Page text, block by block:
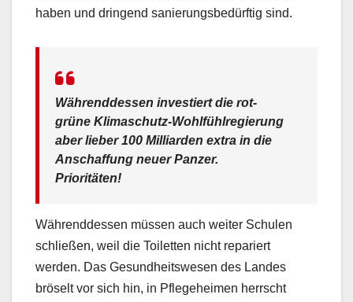
haben und dringend sanierungsbedürftig sind.
Währenddessen investiert die rot-
grüne Klimaschutz-Wohlfühlregierung
aber lieber 100 Milliarden extra in die
Anschaffung neuer Panzer.
Prioritäten!
Währenddessen müssen auch weiter Schulen
schließen, weil die Toiletten nicht repariert
werden. Das Gesundheitswesen des Landes
bröselt vor sich hin, in Pflegeheimen herrscht